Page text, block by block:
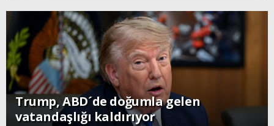
Trump, ABD´de doğumla gelen
vatandaşlığı kaldırıyor